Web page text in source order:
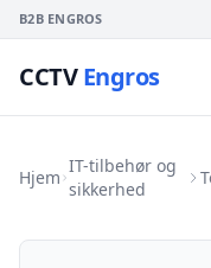
B2B ENGROS
CCTVEngros
Hjem
IT-tilbehør og
sikkerhed